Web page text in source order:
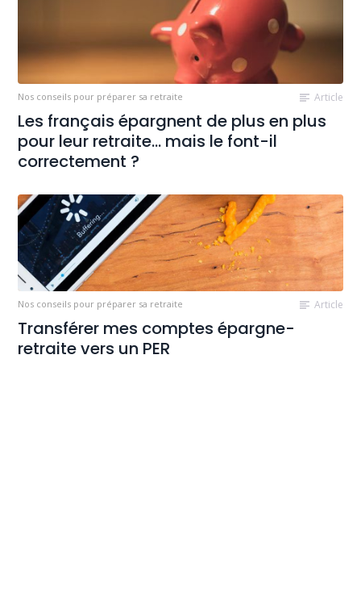
Nos conseils pour préparer sa retraite Article
Les français épargnent de plus en plus
pour leur retraite… mais le font-il
correctement ?
Nos conseils pour préparer sa retraite Article
Transférer mes comptes épargne-
retraite vers un PER